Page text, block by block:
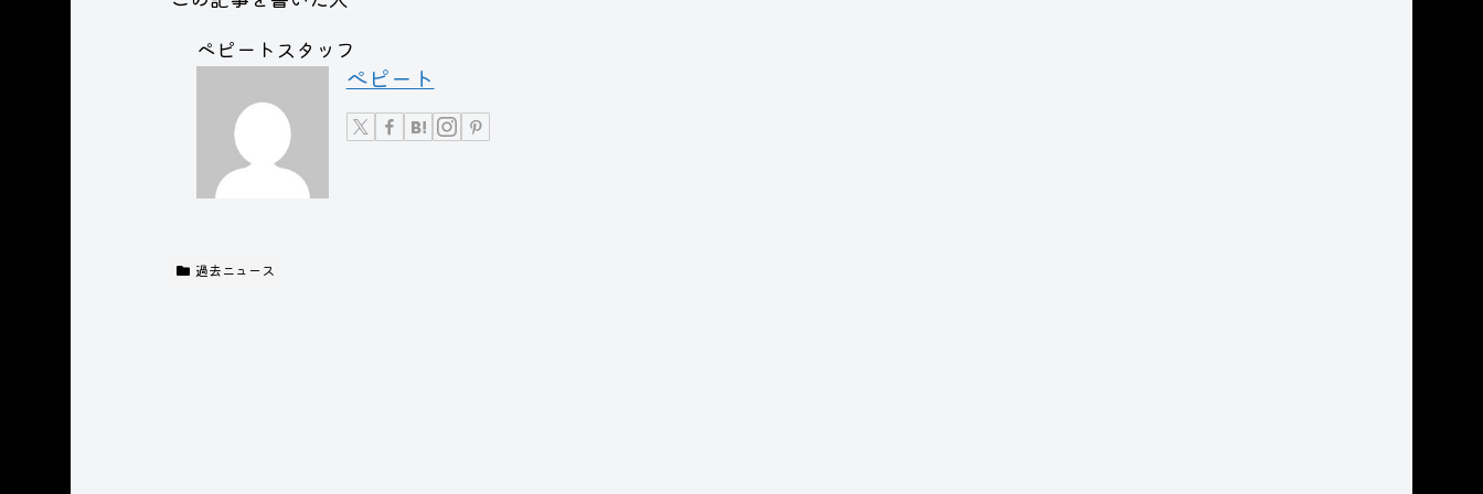
ペピートスタッフ
ぺピート
過去ニュース